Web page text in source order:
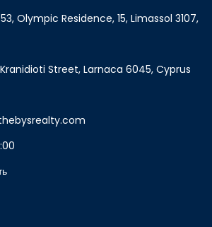
Olympic Residence, 15, Limassol 3107,
Street, Larnaca 6045, Cyprus